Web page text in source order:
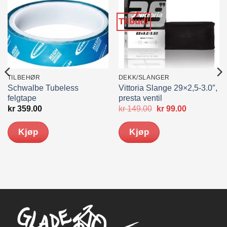
TILBEHØR
Schwalbe Tubeless
felgtape
kr359.00
Kjøp
Alternativene
kan
Tilbud!
DEKK/SLANGER
Vittoria Slange 29×2,5-3.0″,
presta ventil
kr149.00
Opprinnelig
var:
kr 149.00.
kr99.00
Kjøp